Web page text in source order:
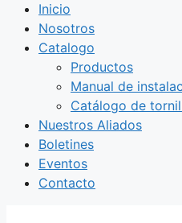
Inicio
Nosotros
Catalogo
Productos
Manual de
Catálogo de
Nuestros Aliados
Boletines
Eventos
Contacto